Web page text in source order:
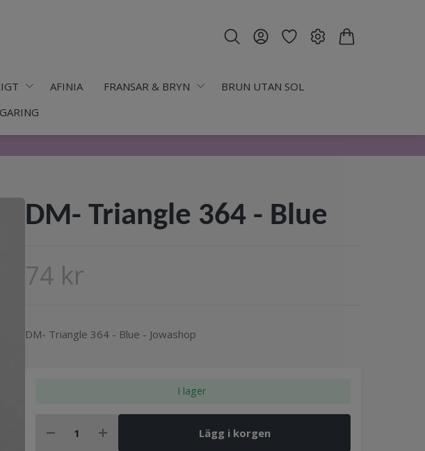
AFINIA FRANSAR & BRYN
BRUN UTAN SOL
DM- Triangle 364 - Blue
74 kr
DM- Triangle 364 - Blue - Jowashop
I lager
Lägg i korgen